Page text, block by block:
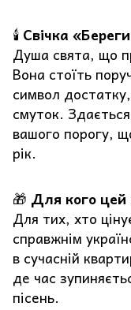
🕯 Свічка
Душа свята, що
Вона стоїть
символ
смуток.
вашого порогу,
рік.
🎁 Для кого цей
Для тих, хто
справжнім
в сучасній
де час
пісень.